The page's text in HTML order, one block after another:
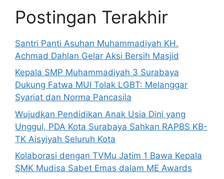
Postingan Terakhir
Santri Panti Asuhan Muhammadiyah KH.
Achmad Dahlan Gelar Aksi Bersih Masjid
Kepala SMP Muhammadiyah 3 Surabaya
Dukung Fatwa MUI Tolak LGBT: Melanggar
Syariat dan Norma Pancasila
Wujudkan Pendidikan Anak Usia Dini yang
Unggul, PDA Kota Surabaya Sahkan RAPBS KB-
TK Aisyiyah Seluruh Kota
Kolaborasi dengan TVMu Jatim 1 Bawa Kepala
SMK Mudisa Sabet Emas dalam ME Awards